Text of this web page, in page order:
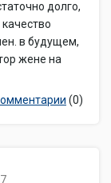
долго,
в будущем,
жене на
(0)